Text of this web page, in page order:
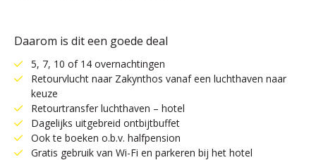
Daarom is dit een goede deal
5, 7, 10 of 14 overnachtingen
Retourvlucht naar Zakynthos vanaf een luchthaven naar
keuze
Retourtransfer luchthaven – hotel
Dagelijks uitgebreid ontbijtbuffet
Ook te boeken o.b.v. halfpension
Gratis gebruik van Wi-Fi en parkeren bij het hotel